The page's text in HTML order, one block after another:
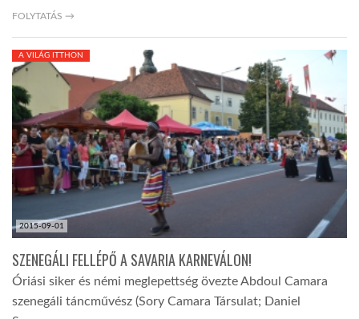
FOLYTATÁS →
2015-09-01
A VILÁG ITTHON
SZENEGÁLI FELLÉPŐ A SAVARIA KARNEVÁLON!
Óriási siker és némi meglepettség övezte Abdoul Camara
szenegáli táncművész (Sory Camara Társulat; Daniel